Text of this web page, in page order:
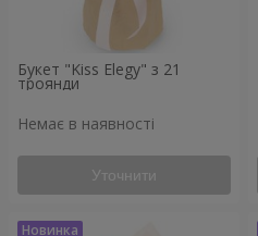
Букет "Kiss Elegy" з 21
троянди
Немає в наявності
Уточнити